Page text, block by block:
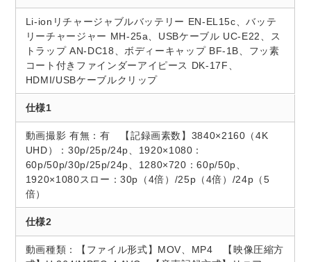
Li-ionリチャージャブルバッテリー EN-EL15c、バッテ
リーチャージャー MH-25a、USBケーブル UC-E22、ス
トラップ AN-DC18、ボディーキャップ BF-1B、フッ素
コート付きファインダーアイピース DK-17F、
HDMI/USBケーブルクリップ
仕様1
動画撮影 有無：有 【記録画素数】3840×2160（4K
UHD）：30p/25p/24p、1920×1080：
60p/50p/30p/25p/24p、1280×720：60p/50p、
1920×1080スロー：30p（4倍）/25p（4倍）/24p（5
倍）
仕様2
動画種類：【ファイル形式】MOV、MP4 【映像圧縮方